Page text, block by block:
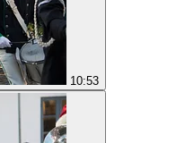
10:53